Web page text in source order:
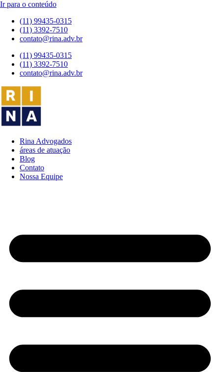
Ir para o conteúdo
(11) 99435-0315
(11) 3392-7510
contato@rina.adv.br
(11) 99435-0315
(11) 3392-7510
contato@rina.adv.br
Rina Advogados
áreas de atuação
Blog
Contato
Nossa Equipe